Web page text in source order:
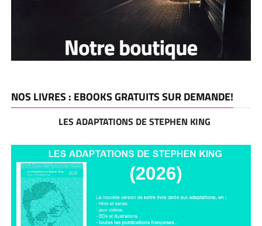
NOS LIVRES : EBOOKS GRATUITS SUR DEMANDE!
LES ADAPTATIONS DE STEPHEN KING